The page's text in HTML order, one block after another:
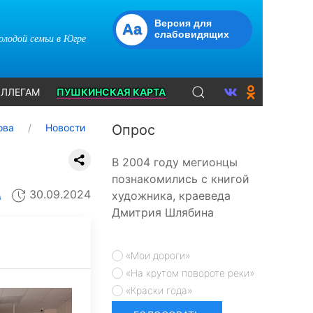
семьи в Югре
Aa
Версия для
слабовидящих
ПУШКИНСКАЯ КАРТА
Новости
30.09.2024
Опрос
В 2004 году мегионцы
познакомились с книгой
художника, краеведа
Дмитрия Шлябина
«Мои дороги»
«На крутом повороте реки»
«Краски года»